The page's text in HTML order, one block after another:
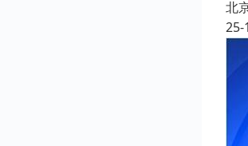
北
25-